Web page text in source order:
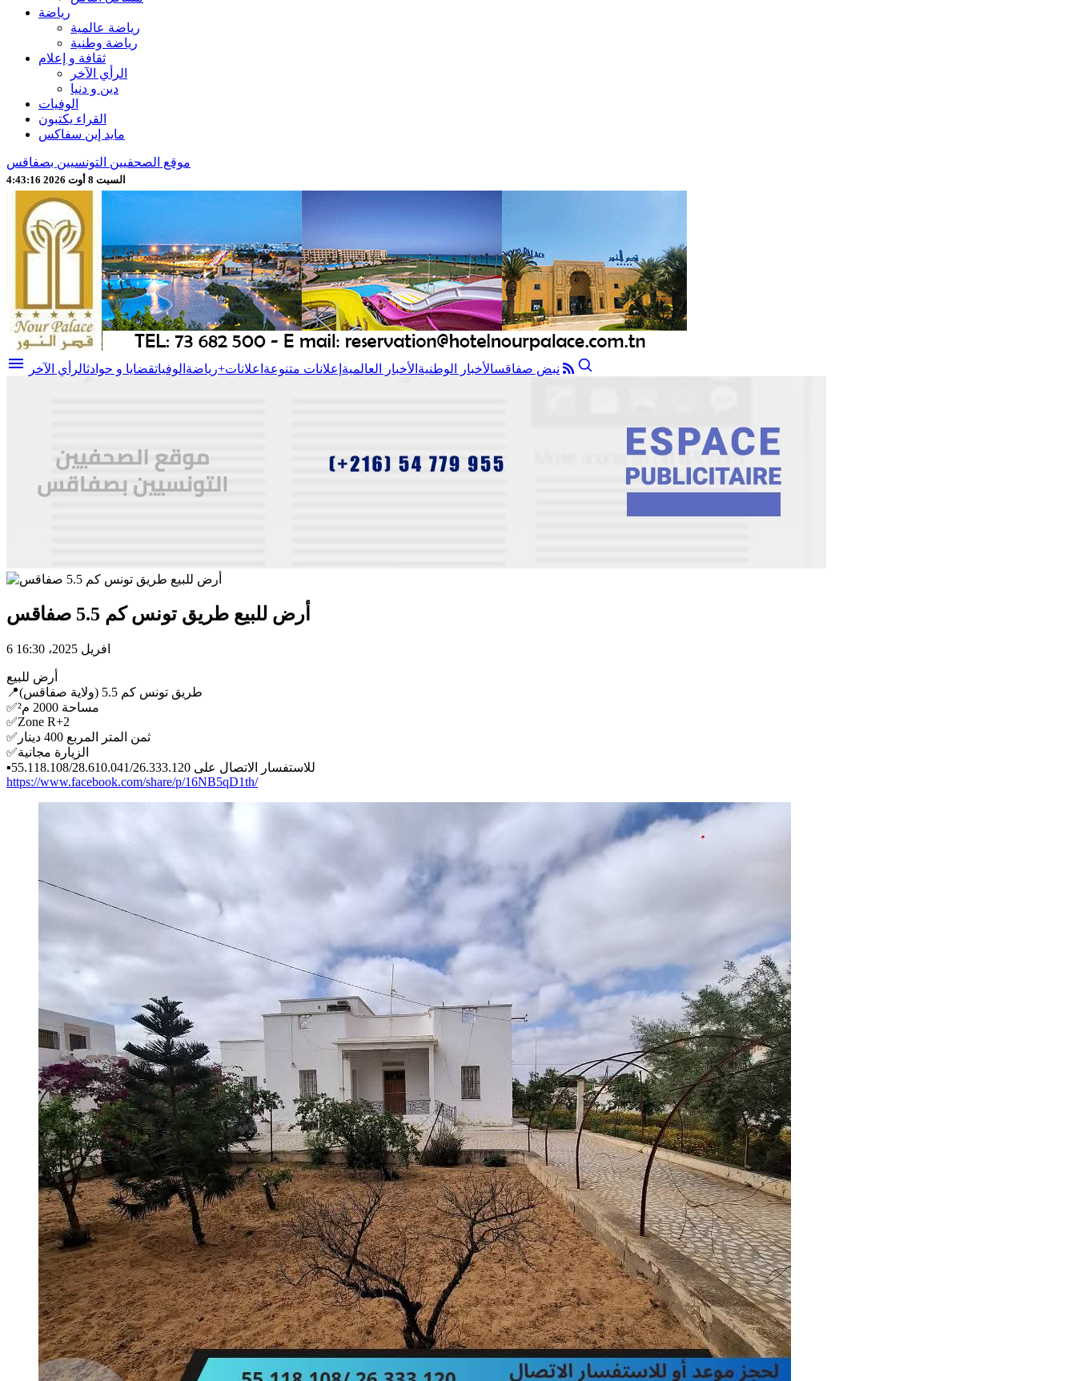
رياضة
رياضة عالمية
رياضة وطنية
ثقافة و إعلام
الرأي الآخر
دين و دنيا
الوفيات
القراء يكتبون
مايد إين سفاكس
موقع الصحفيين التونسيين بصفاقس
السبت 8 أوت 2026 4:43:18
menu نبض صفاقسالأخبار الوطنية الأخبار العالمية إعلانات متنوعة اعلانات+رياضة الوفياتقضايا و حوادثالرأي الآخر
أرض للبيع طريق تونس كم 5.5 صفاقس
6 افريل 2025، 16:30
أرض للبيع
📍طريق تونس كم 5.5 (ولاية صفاقس)
✅️مساحة 2000 م²
✅️Zone R+2
✅️ثمن المتر المربع 400 دينار
✅️الزيارة مجانية
▪️للاستفسار الاتصال على 55.118.108/28.610.041/26.333.120
https://www.facebook.com/share/p/16NB5qD1th/